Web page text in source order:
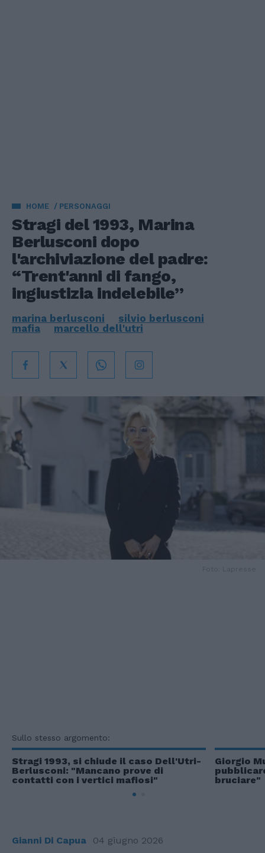
HOME PERSONAGGI
Stragi del 1993, Marina
Berlusconi dopo
l'archiviazione del padre:
“Trent'anni di fango,
ingiustizia indelebile”
marina berlusconi
silvio berlusconi
mafia
marcello dell'utri
Sullo stesso argomento:
Stragi 1993, si chiude il caso Dell'Utri-
Berlusconi: "Mancano prove di
contatti con i vertici mafiosi"
Giorgio
bruciare"
Gianni Di Capua 04 giugno 2026